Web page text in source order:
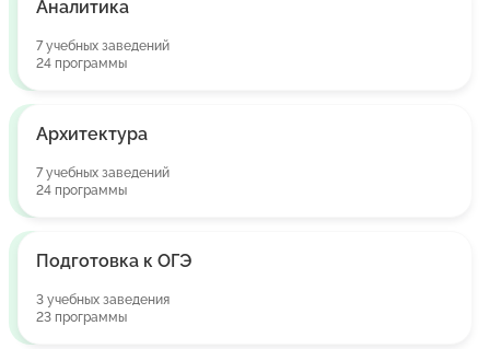
Аналитика
7 учебных заведений
24 программы
Архитектура
7 учебных заведений
24 программы
Подготовка к ОГЭ
3 учебных заведения
23 программы